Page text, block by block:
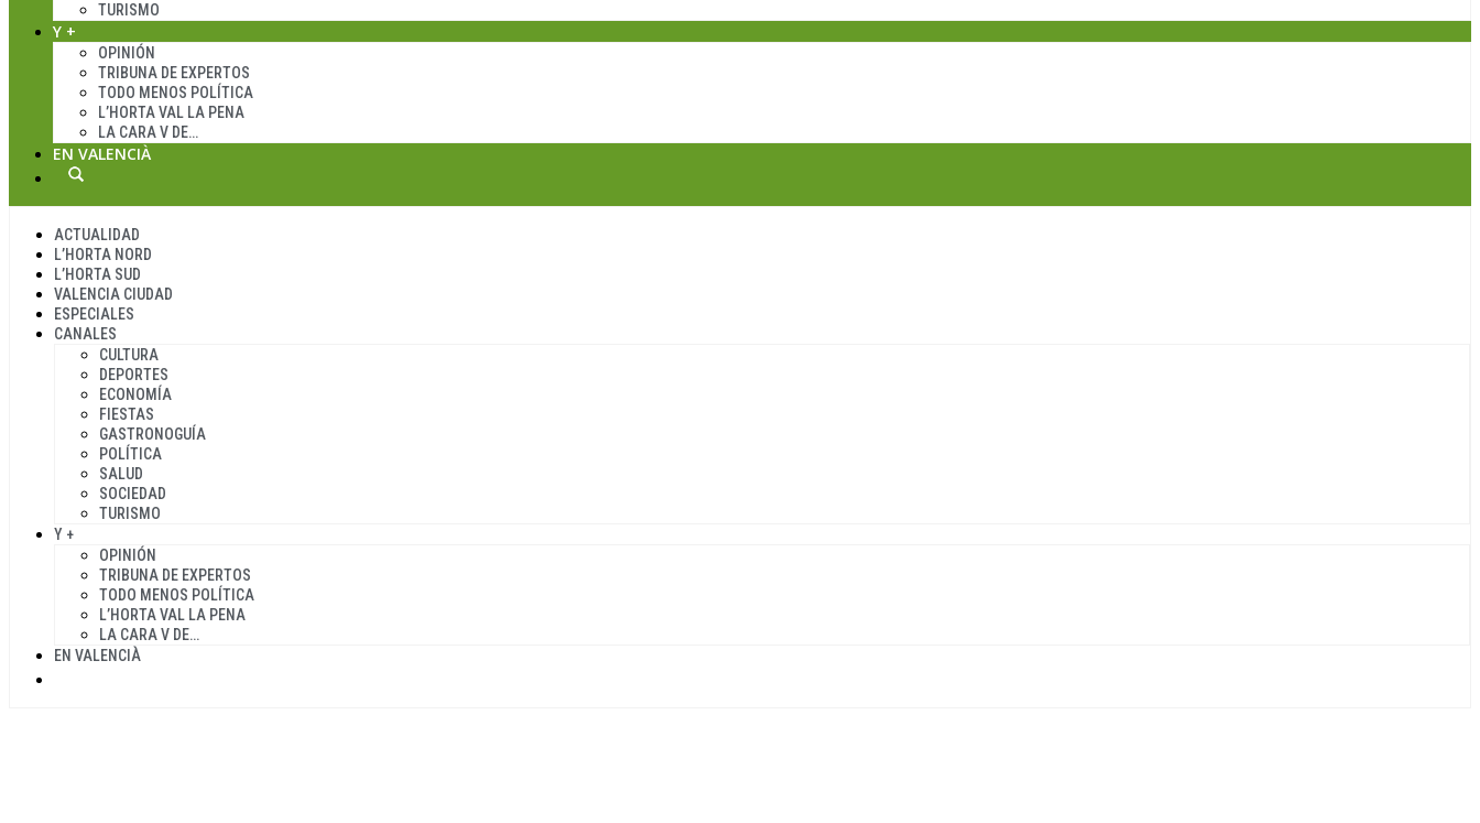
TURISMO
Y +
OPINIÓN
TRIBUNA DE EXPERTOS
TODO MENOS POLÍTICA
L’HORTA VAL LA PENA
LA CARA V DE…
EN VALENCIÀ
ACTUALIDAD
L’HORTA NORD
L’HORTA SUD
VALENCIA CIUDAD
ESPECIALES
CANALES
CULTURA
DEPORTES
ECONOMÍA
FIESTAS
GASTRONOGUÍA
POLÍTICA
SALUD
SOCIEDAD
TURISMO
Y +
OPINIÓN
TRIBUNA DE EXPERTOS
TODO MENOS POLÍTICA
L’HORTA VAL LA PENA
LA CARA V DE…
EN VALENCIÀ